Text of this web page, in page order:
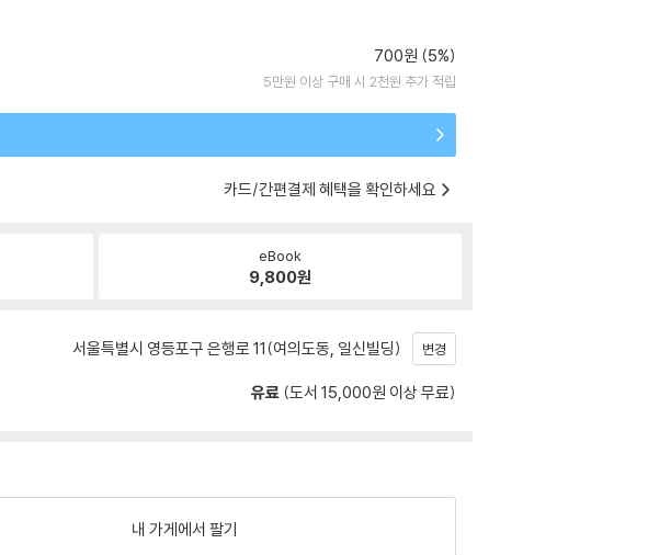
700원 (5%)
5만원 이상 구매 시 2천원 추가 적립
카드/간편결제 혜택을 확인하세요
eBook
9,800원
서울특별시 영등포구 은행로 11(여의도동, 일신빌딩) 변경
유료 (도서 15,000원 이상 무료)
내 가게에서 팔기